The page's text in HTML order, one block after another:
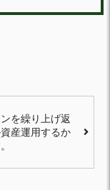
を繰り上げ返
産運用するか